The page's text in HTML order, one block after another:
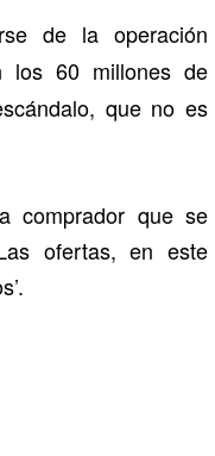
de la operación
los 60 millones de
que no es
comprador que se
ofertas, en este